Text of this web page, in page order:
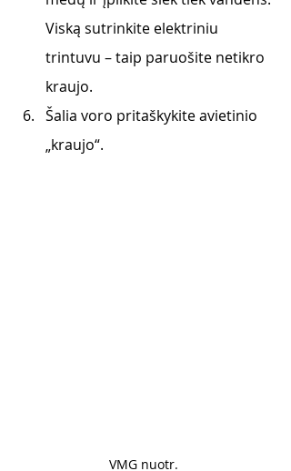
Viską sutrinkite elektriniu
trintuvu – taip paruošite netikro
kraujo.
Šalia voro pritaškykite avietinio
„kraujo“.
VMG nuotr.